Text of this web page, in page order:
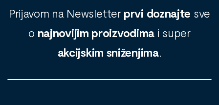
Prijavom na Newsletter prvi doznajte sve
o najnovijim proizvodima i super
akcijskim sniženjima.